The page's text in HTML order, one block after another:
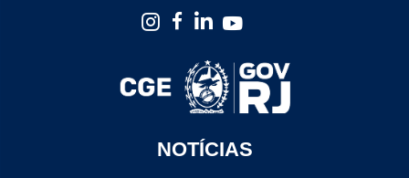
NOTÍCIAS